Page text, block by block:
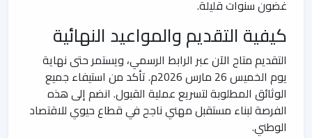
غضون سنوات قليلة.
كيفية التقديم والمواعيد النهائية
التقديم متاح الآن عبر الرابط الرسمي، ويستمر حتى نهاية
يوم الخميس 26 مارس 2026م. تأكد من استيفاء جميع
الوثائق المطلوبة لتسريع عملية القبول. انضم إلى هذه
الفرصة لبناء مستقبل مهني ناجح في قطاع حيوي للاقتصاد
الوطني.